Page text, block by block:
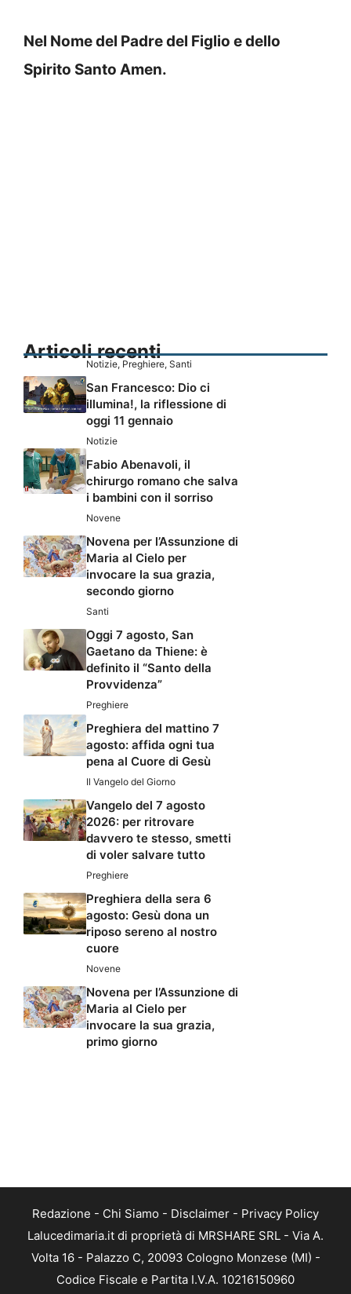
Nel Nome del Padre del Figlio e dello
Spirito Santo Amen.
Articoli recenti
Notizie, Preghiere, Santi
San Francesco: Dio ci
illumina!, la riflessione di
oggi 11 gennaio
Notizie
Fabio Abenavoli, il
chirurgo romano che salva
i bambini con il sorriso
Novene
Novena per l’Assunzione di
Maria al Cielo per
invocare la sua grazia,
secondo giorno
Santi
Oggi 7 agosto, San
Gaetano da Thiene: è
definito il “Santo della
Provvidenza”
Preghiere
Preghiera del mattino 7
agosto: affida ogni tua
pena al Cuore di Gesù
Il Vangelo del Giorno
Vangelo del 7 agosto
2026: per ritrovare
davvero te stesso, smetti
di voler salvare tutto
Preghiere
Preghiera della sera 6
agosto: Gesù dona un
riposo sereno al nostro
cuore
Novene
Novena per l’Assunzione di
Maria al Cielo per
invocare la sua grazia,
primo giorno
Redazione - Chi Siamo - Disclaimer - Privacy Policy
Lalucedimaria.it di proprietà di MRSHARE SRL - Via A.
Volta 16 - Palazzo C, 20093 Cologno Monzese (MI) -
Codice Fiscale e Partita I.V.A. 10216150960